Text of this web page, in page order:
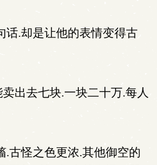
.却是让他的表情变得古
出去七块.一块二十万.每人
古怪之色更浓.其他御空的